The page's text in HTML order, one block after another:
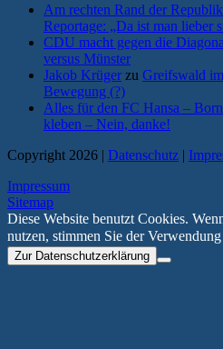
Am rechten Rand der
Reportage: „Da ist man lieber
CDU macht gegen die
versus Münster
Jakob Krüger zu Greifswald
Bewegung (?)
Alles für den FC Hansa –
kleben – Nein, danke!
Copyright 2026 | Datenschutz |
Impressum
Sitemap
Diese Website benutzt Cookies.
nutzen, stimmen Sie der
Zur Datenschutzerklärung